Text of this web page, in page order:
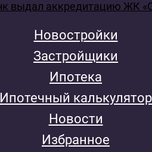
Новостройки
Застройщики
Ипотека
Ипотечный калькулятор
Новости
Избранное